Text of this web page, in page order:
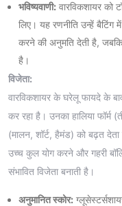
भविष्यवाणी: वारविकशायर को
लिए। यह रणनीति उन्हें
करने की अनुमति देती है, जबकि
है।
विजेता:
वारविकशायर के घरेलू फायदे के
कर रहा है। उनका हालिया फॉर्म
(मालन, शॉर्ट, हैमंड) को बढ़त देता
उच्च कुल योग करने और गहरी
संभावित विजेता बनाती है।
अनुमानित स्कोर: